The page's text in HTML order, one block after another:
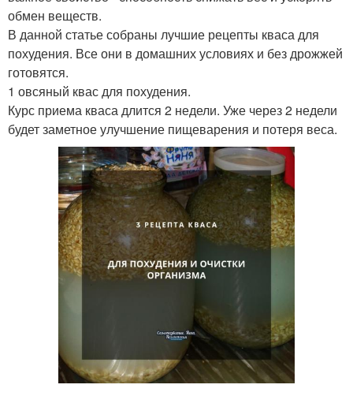
обмен веществ.
В данной статье собраны лучшие рецепты кваса для
похудения. Все они в домашних условиях и без дрожжей
готовятся.
1 овсяный квас для похудения.
Курс приема кваса длится 2 недели. Уже через 2 недели
будет заметное улучшение пищеварения и потеря веса.